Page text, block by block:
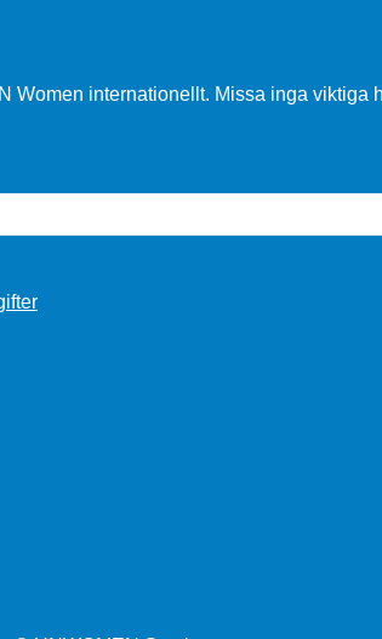
Women internationellt. Missa inga viktiga